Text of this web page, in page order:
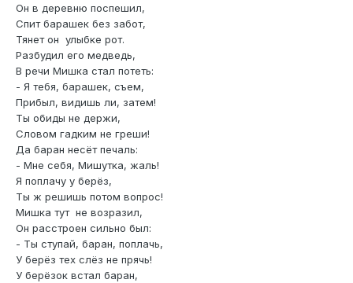
Он в деревню поспешил,
Спит барашек без забот,
Тянет он улыбке рот.
Разбудил его медведь,
В речи Мишка стал потеть:
- Я тебя, барашек, съем,
Прибыл, видишь ли, затем!
Ты обиды не держи,
Словом гадким не греши!
Да баран несёт печаль:
- Мне себя, Мишутка, жаль!
Я поплачу у берёз,
Ты ж решишь потом вопрос!
Мишка тут не возразил,
Он расстроен сильно был:
- Ты ступай, баран, поплачь,
У берёз тех слёз не прячь!
У берёзок встал баран,